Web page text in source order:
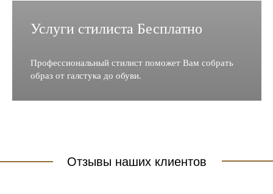
Услуги стилиста Бесплатно
Профессиональный стилист поможет Вам собрать
образ от галстука до обуви.
Отзывы наших клиентов